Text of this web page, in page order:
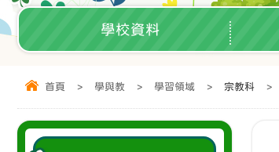
學校資料
首頁 > 學與教 > 學習領域 > 宗教科 >